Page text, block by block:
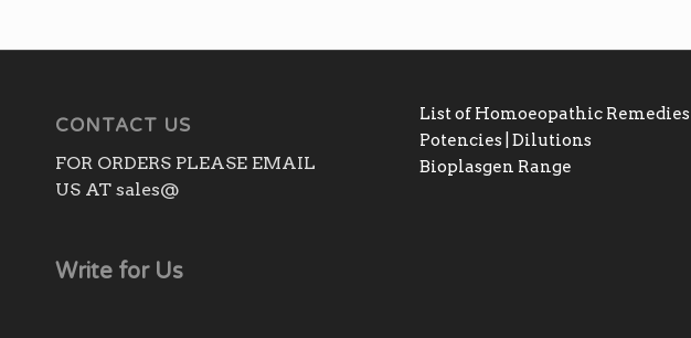
CONTACT US
FOR ORDERS PLEASE EMAIL
US AT sales@
Write for Us
List of Homoeopathic Remedies |
Potencies | Dilutions
Bioplasgen Range